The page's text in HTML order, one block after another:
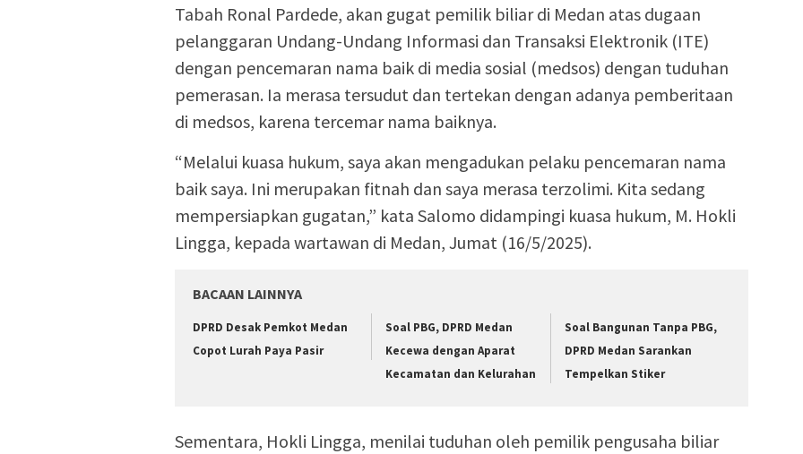
Tabah Ronal Pardede, akan gugat pemilik biliar di Medan atas dugaan
pelanggaran Undang-Undang Informasi dan Transaksi Elektronik (ITE)
dengan pencemaran nama baik di media sosial (medsos) dengan tuduhan
pemerasan. Ia merasa tersudut dan tertekan dengan adanya pemberitaan
di medsos, karena tercemar nama baiknya.
“Melalui kuasa hukum, saya akan mengadukan pelaku pencemaran nama
baik saya. Ini merupakan fitnah dan saya merasa terzolimi. Kita sedang
mempersiapkan gugatan,” kata Salomo didampingi kuasa hukum, M. Hokli
Lingga, kepada wartawan di Medan, Jumat (16/5/2025).
BACAAN LAINNYA
DPRD Desak Pemkot Medan
Copot Lurah Paya Pasir
Soal PBG, DPRD Medan
Kecewa dengan Aparat
Kecamatan dan Kelurahan
Soal Bangunan Tanpa PBG,
DPRD Medan Sarankan
Tempelkan Stiker
Sementara, Hokli Lingga, menilai tuduhan oleh pemilik pengusaha biliar